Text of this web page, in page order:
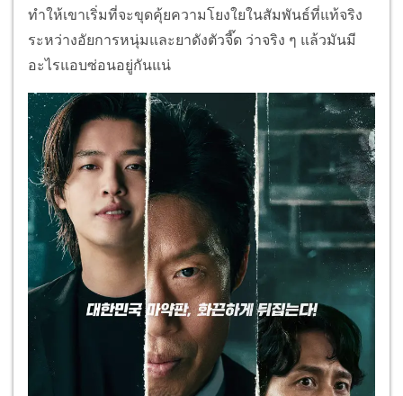
ทำให้เขาเริ่มที่จะขุดคุ้ยความโยงใยในสัมพันธ์ที่แท้จริง
ระหว่างอัยการหนุ่มและยาดังตัวจี๊ด ว่าจริง ๆ แล้วมันมี
อะไรแอบซ่อนอยู่กันแน่